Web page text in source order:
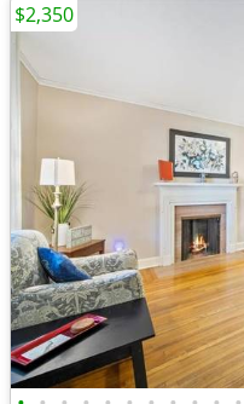
$2,350